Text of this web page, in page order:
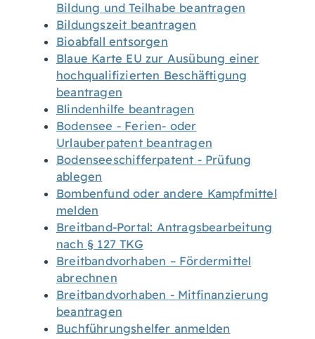
Bildung und Teilhabe beantragen
Bildungszeit beantragen
Bioabfall entsorgen
Blaue Karte EU zur Ausübung einer
hochqualifizierten Beschäftigung
beantragen
Blindenhilfe beantragen
Bodensee - Ferien- oder
Urlauberpatent beantragen
Bodenseeschifferpatent - Prüfung
ablegen
Bombenfund oder andere Kampfmittel
melden
Breitband-Portal: Antragsbearbeitung
nach § 127 TKG
Breitbandvorhaben – Fördermittel
abrechnen
Breitbandvorhaben - Mitfinanzierung
beantragen
Buchführungshelfer anmelden